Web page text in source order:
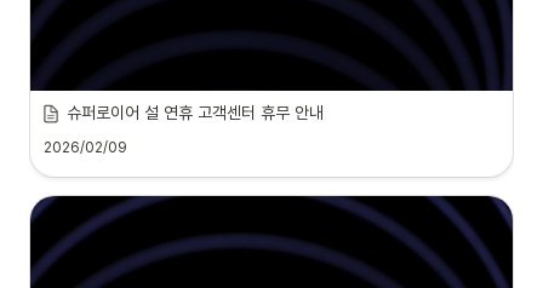
슈퍼로이어 설 연휴 고객센터 휴무 안내
2026/02/09